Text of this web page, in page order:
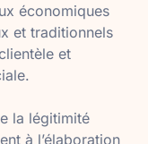
économiques
et traditionnels
et
la légitimité
à l’élaboration